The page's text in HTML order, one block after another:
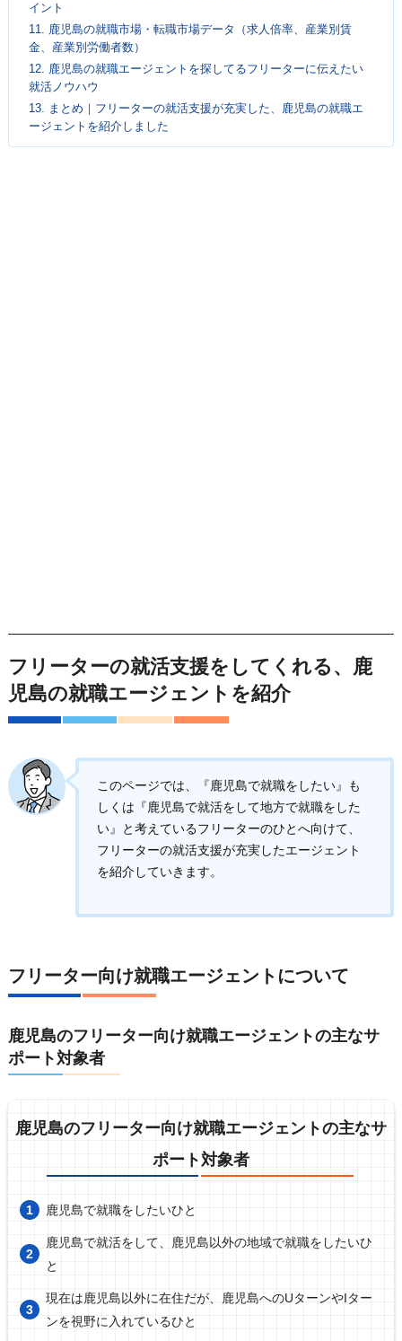
イント
11. 鹿児島の就職市場・転職市場データ（求人倍率、産業別賃
金、産業別労働者数）
12. 鹿児島の就職エージェントを探してるフリーターに伝えたい
就活ノウハウ
13. まとめ｜フリーターの就活支援が充実した、鹿児島の就職エ
ージェントを紹介しました
フリーターの就活支援をしてくれる、鹿
児島の就職エージェントを紹介
このページでは、『鹿児島で就職をしたい』も
しくは『鹿児島で就活をして地方で就職をした
い』と考えているフリーターのひとへ向けて、
フリーターの就活支援が充実したエージェント
を紹介していきます。
フリーター向け就職エージェントについて
鹿児島のフリーター向け就職エージェントの主なサ
ポート対象者
鹿児島のフリーター向け就職エージェントの主なサ
ポート対象者
鹿児島で就職をしたいひと
鹿児島で就活をして、鹿児島以外の地域で就職をしたいひ
と
現在は鹿児島以外に在住だが、鹿児島へのUターンやIター
ンを視野に入れているひと